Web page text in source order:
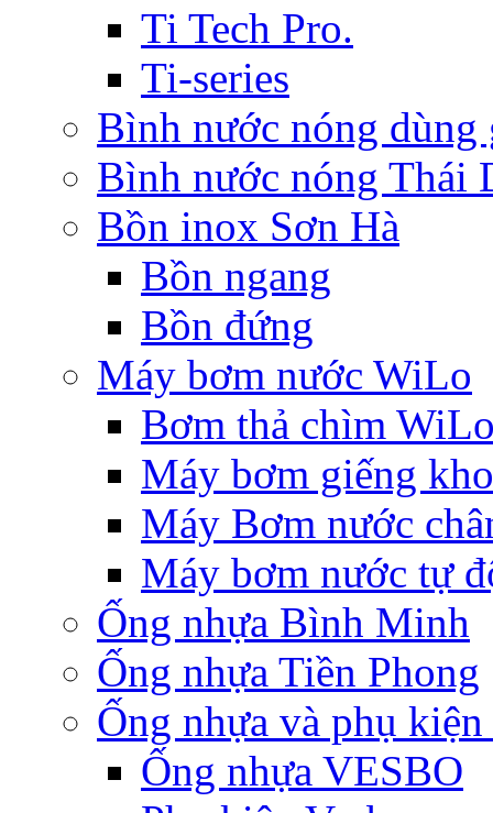
Ti Tech Pro.
Ti-series
Bình nước nóng
Bình nước nóng Thái
Bồn inox Sơn Hà
Bồn ngang
Bồn đứng
Máy bơm nước WiLo
Bơm thả chìm
Máy bơm giếng
Máy Bơm nước
Máy bơm nước tự
Ống nhựa Bình Minh
Ống nhựa Tiền Phong
Ống nhựa và phụ
Ống nhựa VESBO